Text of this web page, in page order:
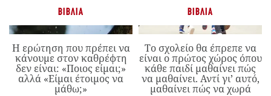
ΒΙΒΛΊΑ
Η ερώτηση που πρέπει να
κάνουμε στον καθρέφτη
δεν είναι: «Ποιος είμαι;»
αλλά «Είμαι έτοιμος να
μάθω;»
ΒΙΒΛΊΑ
Το σχολείο θα έπρεπε να
είναι ο πρώτος χώρος όπου
κάθε παιδί μαθαίνει πώς
να μαθαίνει. Αντί γι’ αυτό,
μαθαίνει πώς να χωρά